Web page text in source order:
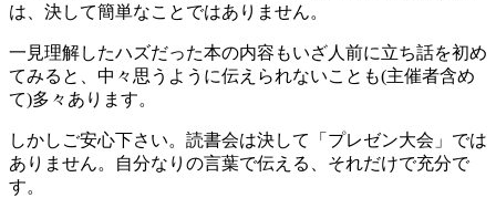
は、決して簡単なことではありません。
一見理解したハズだった本の内容もいざ人前に立ち話を初め
てみると、中々思うように伝えられないことも(主催者含め
て)多々あります。
しかしご安心下さい。読書会は決して「プレゼン大会」では
ありません。自分なりの言葉で伝える、それだけで充分で
す。